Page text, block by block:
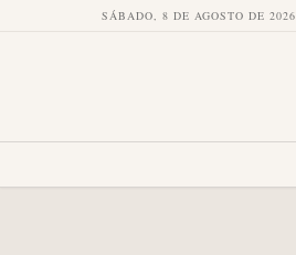
SÁBADO, 8 DE AGOSTO DE 2026